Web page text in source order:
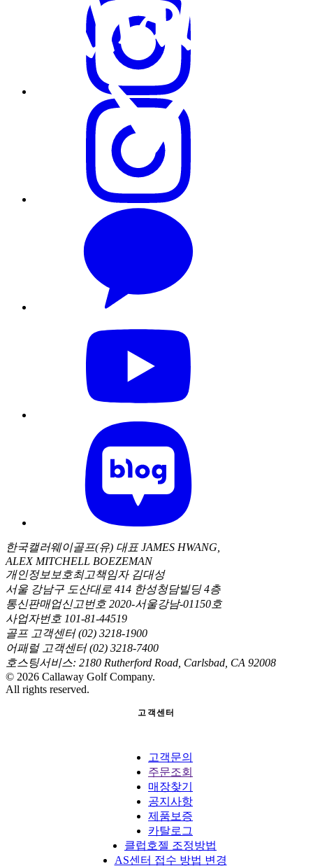
한국캘러웨이골프(유) 대표 JAMES HWANG,
ALEX MITCHELL BOEZEMAN
개인정보보호최고책임자 김대성
서울 강남구 도산대로 414 한성청담빌딩 4층
통신판매업신고번호 2020-서울강남-01150호
사업자번호 101-81-44519
골프 고객센터 (02) 3218-1900
어패럴 고객센터 (02) 3218-7400
호스팅서비스: 2180 Rutherford Road, Carlsbad, CA 92008
© 2026 Callaway Golf Company.
All rights reserved.
고객센터
고객문의
주문조회
매장찾기
공지사항
제품보증
카탈로그
클럽호젤 조정방법
AS센터 접수 방법 변경